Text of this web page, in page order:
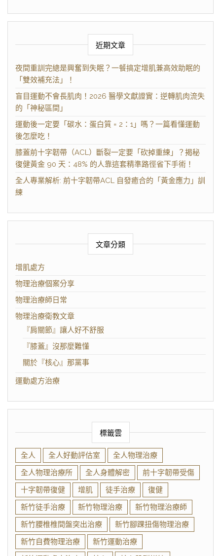
近期文章
夜間重訓完總是興奮到失眠？一餐搞定增肌兼高效助眠的
「雙效補充法」！
盲目運動不會長肌肉！2026 醫學文獻證實：逆轉肌肉流失
的「神秘區間」
運動後一定要「碳水：蛋白質 = 2：1」嗎？一篇看懂運動
後怎麼吃！
膝蓋前十字韌帶（ACL）斷裂一定要「砍掉重練」？揭秘
復健黃金 90 天：48% 的人靠這套精準路徑省下手術！
全人專業解析: 前十字韌帶ACL 自發癒合的「黃金應力」訓
練
文章分類
增肌處方
物理治療個案分享
物理治療師日常
物理治療衛教文章
『肩關節』讓人好不舒服
『膝蓋』沒那麼難懂
關於『核心』那黨事
運動處方治療
標籤雲
全人 全人好動評估室
全人物理治療
全人物理治療所
全人身體解密
前十字韌帶受傷
十字韌帶復健
增肌 徒手治療
復健
新竹徒手治療
新竹物理治療
新竹物理治療師
新竹腰椎椎間盤突出治療
新竹腳踝扭傷物理治療
新竹自費物理治療
新竹運動治療